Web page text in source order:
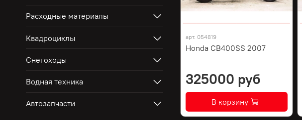
арт. 054819
Honda CB400SS 2007
325000 руб
В корзину
Расходные материалы
Квадроциклы
Снегоходы
Водная техника
Автозапчасти